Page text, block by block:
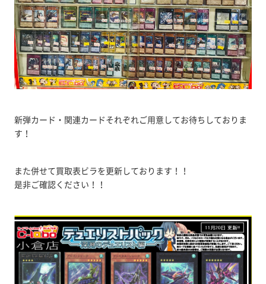
新弾カード・関連カードそれぞれご用意してお待ちしておりま
す！
また併せて買取表ビラを更新しております！！
是非ご確認ください！！